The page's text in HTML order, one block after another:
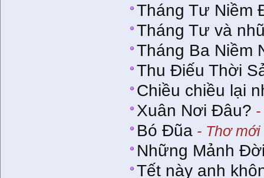
Tháng Tư Niềm
Tháng Tư và
Tháng Ba Niềm
Thu Điếu Thời
Chiều chiều lại
Xuân Nơi Đâu?
Bó Đũa - Thơ
Những Mảnh
Tết này anh